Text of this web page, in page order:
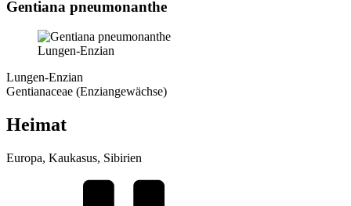
Gentiana pneumonanthe
Lungen-Enzian
Lungen-Enzian
Gentianaceae (Enziangewächse)
Heimat
Europa, Kaukasus, Sibirien